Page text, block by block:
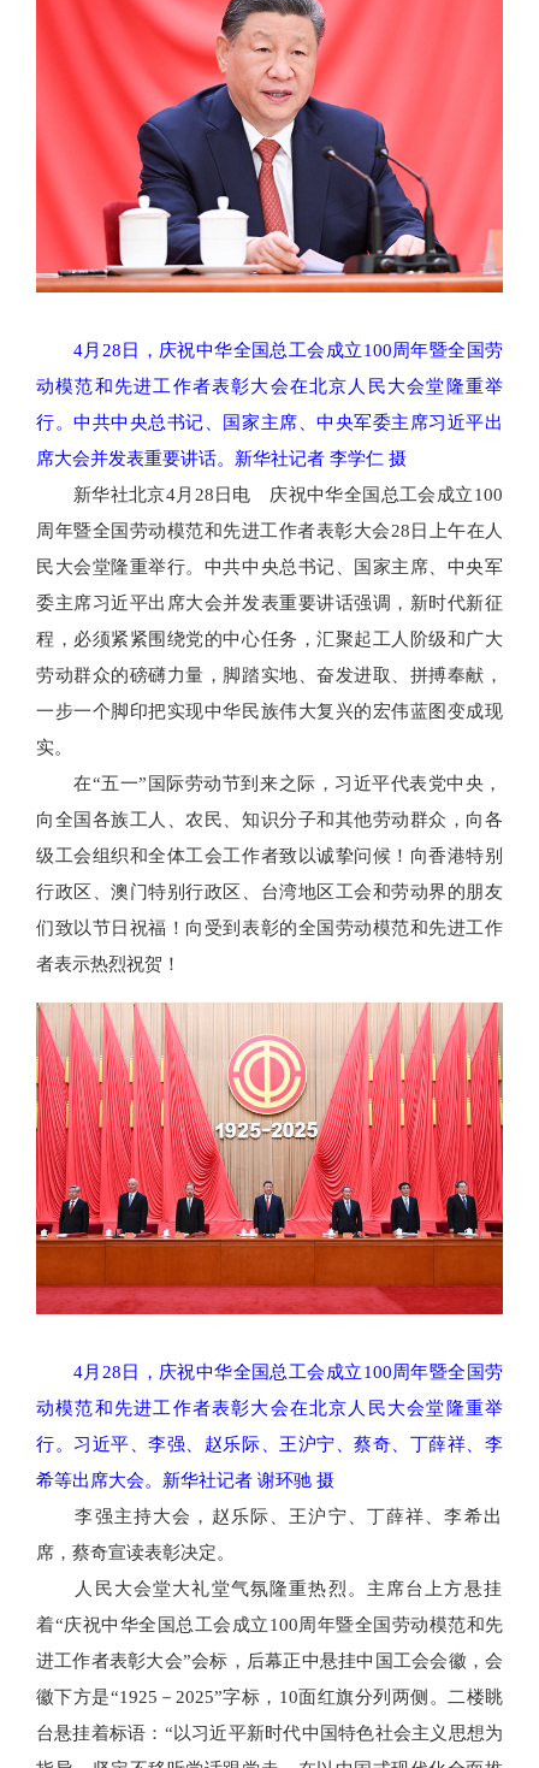
4月28日，庆祝中华全国总工会成立100周年暨全国劳
动模范和先进工作者表彰大会在北京人民大会堂隆重举
行。中共中央总书记、国家主席、中央军委主席习近平出
席大会并发表重要讲话。新华社记者 李学仁 摄
新华社北京4月28日电 庆祝中华全国总工会成立100
周年暨全国劳动模范和先进工作者表彰大会28日上午在人
民大会堂隆重举行。中共中央总书记、国家主席、中央军
委主席习近平出席大会并发表重要讲话强调，新时代新征
程，必须紧紧围绕党的中心任务，汇聚起工人阶级和广大
劳动群众的磅礴力量，脚踏实地、奋发进取、拼搏奉献，
一步一个脚印把实现中华民族伟大复兴的宏伟蓝图变成现
实。
在“五一”国际劳动节到来之际，习近平代表党中央，
向全国各族工人、农民、知识分子和其他劳动群众，向各
级工会组织和全体工会工作者致以诚挚问候！向香港特别
行政区、澳门特别行政区、台湾地区工会和劳动界的朋友
们致以节日祝福！向受到表彰的全国劳动模范和先进工作
者表示热烈祝贺！
4月28日，庆祝中华全国总工会成立100周年暨全国劳
动模范和先进工作者表彰大会在北京人民大会堂隆重举
行。习近平、李强、赵乐际、王沪宁、蔡奇、丁薛祥、李
希等出席大会。新华社记者 谢环驰 摄
李强主持大会，赵乐际、王沪宁、丁薛祥、李希出
席，蔡奇宣读表彰决定。
人民大会堂大礼堂气氛隆重热烈。主席台上方悬挂
着“庆祝中华全国总工会成立100周年暨全国劳动模范和先
进工作者表彰大会”会标，后幕正中悬挂中国工会会徽，会
徽下方是“1925－2025”字标，10面红旗分列两侧。二楼眺
台悬挂着标语：“以习近平新时代中国特色社会主义思想为